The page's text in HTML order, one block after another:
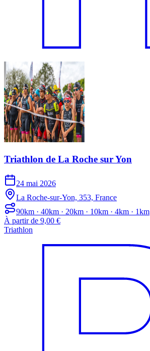
Triathlon de La Roche sur Yon
24 mai 2026
La Roche-sur-Yon, 353, France
90km · 40km · 20km · 10km · 4km · 1km
À partir de 9,00 €
Triathlon